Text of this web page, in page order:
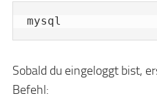
mysql
Sobald du eingeloggt bist,
Befehl: